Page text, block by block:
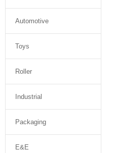
Automotive
Toys
Roller
Industrial
Packaging
E&E